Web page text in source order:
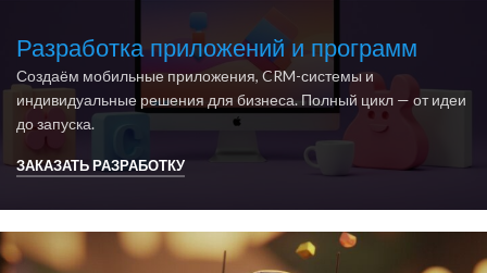
Разработка приложений и программ
Создаём мобильные приложения, CRM-системы и
индивидуальные решения для бизнеса. Полный цикл — от идеи
до запуска.
ЗАКАЗАТЬ РАЗРАБОТКУ